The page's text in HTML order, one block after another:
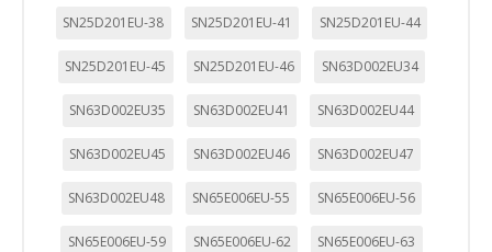
SN25D201EU-38 SN25D201EU-41 SN25D201EU-44
SN25D201EU-45 SN25D201EU-46 SN63D002EU34
SN63D002EU35 SN63D002EU41 SN63D002EU44
SN63D002EU45 SN63D002EU46 SN63D002EU47
SN63D002EU48 SN65E006EU-55 SN65E006EU-56
SN65E006EU-59 SN65E006EU-62 SN65E006EU-63